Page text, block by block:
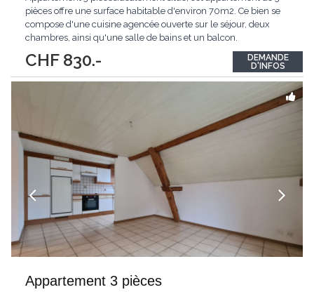
CHF 830.-
pièces offre une surface habitable d'environ 70m2. Ce bien se
compose d'une cuisine agencée ouverte sur le séjour, deux
chambres, ainsi qu'une salle de bains et un balcon.
DEMANDE
D'INFOS
Appartement 3 pièces